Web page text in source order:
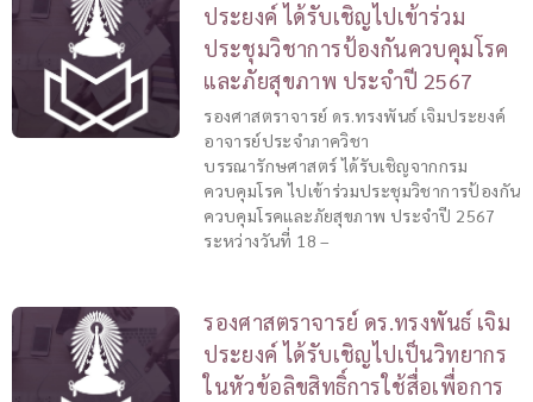
ประยงค์ ได้รับเชิญไปเข้าร่วม
ประชุมวิชาการป้องกันควบคุมโรค
และภัยสุขภาพ ประจำปี 2567
รองศาสตราจารย์ ดร.ทรงพันธ์ เจิมประยงค์
อาจารย์ประจำภาควิชา
บรรณารักษศาสตร์ ได้รับเชิญจากกรม
ควบคุมโรค ไปเข้าร่วมประชุมวิชาการป้องกัน
ควบคุมโรคและภัยสุขภาพ ประจำปี 2567
ระหว่างวันที่ 18 –
รองศาสตราจารย์ ดร.ทรงพันธ์ เจิม
ประยงค์ ได้รับเชิญไปเป็นวิทยากร
ในหัวข้อลิขสิทธิ์การใช้สื่อเพื่อการ